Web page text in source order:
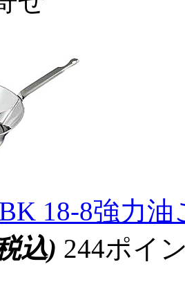
BK 18-8強力油
込) 244ポイ